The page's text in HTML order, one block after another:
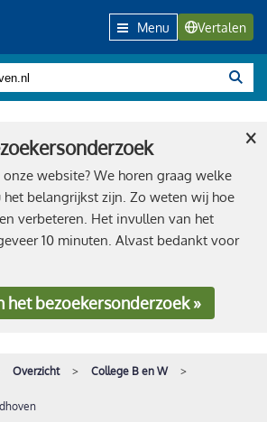
Menu Vertalen
website? We horen graag welke
belangrijkst zijn. Zo weten wij hoe
verbeteren. Het invullen van het
10 minuten. Alvast bedankt voor
het bezoekersonderzoek »
×
Overzicht College B en W